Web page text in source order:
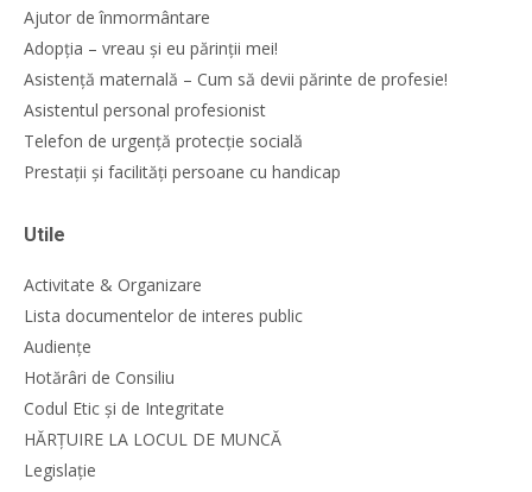
Ajutor de înmormântare
Adopția – vreau și eu părinții mei!
Asistență maternală – Cum să devii părinte de profesie!
Asistentul personal profesionist
Telefon de urgență protecție socială
Prestații și facilități persoane cu handicap
Utile
Activitate & Organizare
Lista documentelor de interes public
Audiențe
Hotărâri de Consiliu
Codul Etic și de Integritate
HĂRȚUIRE LA LOCUL DE MUNCĂ
Legislație